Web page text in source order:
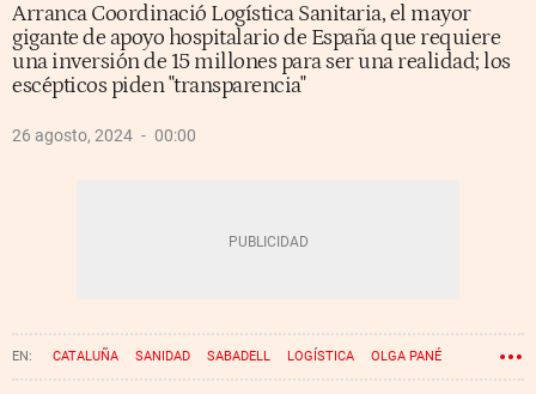
Arranca Coordinació Logística Sanitaria, el mayor
gigante de apoyo hospitalario de España que requiere
una inversión de 15 millones para ser una realidad; los
escépticos piden "transparencia"
26 agosto, 2024 00:00
CATALUÑA SANIDAD SABADELL LOGÍSTICA OLGA PANÉ